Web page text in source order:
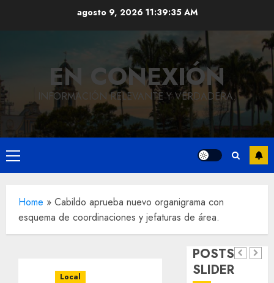
agosto 9, 2026 11:39:36 AM
EN CONEXIÓN
INFORMACIÓN RELEVANTE Y VERDADERA.
Menú
principal
Home » Cabildo aprueba nuevo organigrama con
esquema de coordinaciones y jefaturas de área.
Local
POSTS
SLIDER
Local
pavimentación
Reviven
la
Local
Hoy
del
natalicio
de Don
Antonio